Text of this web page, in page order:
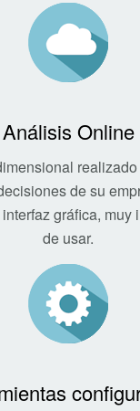
Análisis Online
de su
gráfica, muy
de usar.